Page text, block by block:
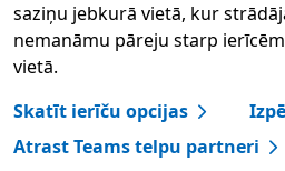
saziņu jebkurā vietā, kur
nemanāmu pāreju starp
vietā.
Skatīt ierīču opcijas
Atrast Teams telpu partneri